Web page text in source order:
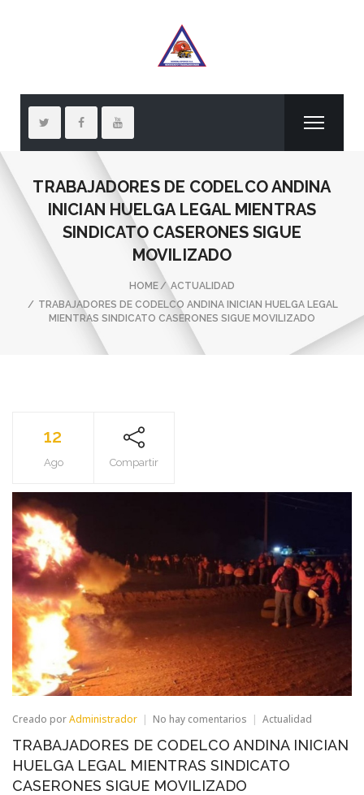
TRABAJADORES DE CODELCO ANDINA
INICIAN HUELGA LEGAL MIENTRAS
SINDICATO CASERONES SIGUE
MOVILIZADO
HOME
ACTUALIDAD
TRABAJADORES DE CODELCO ANDINA INICIAN HUELGA LEGAL
MIENTRAS SINDICATO CASERONES SIGUE MOVILIZADO
12
Ago Compartir
Creado porAdministrador No hay comentarios en
DE
CODELCO
ANDINA
Actualidad
TRABAJADORES DE CODELCO ANDINA INICIAN
HUELGA LEGAL MIENTRAS SINDICATO
CASERONES SIGUE MOVILIZADO